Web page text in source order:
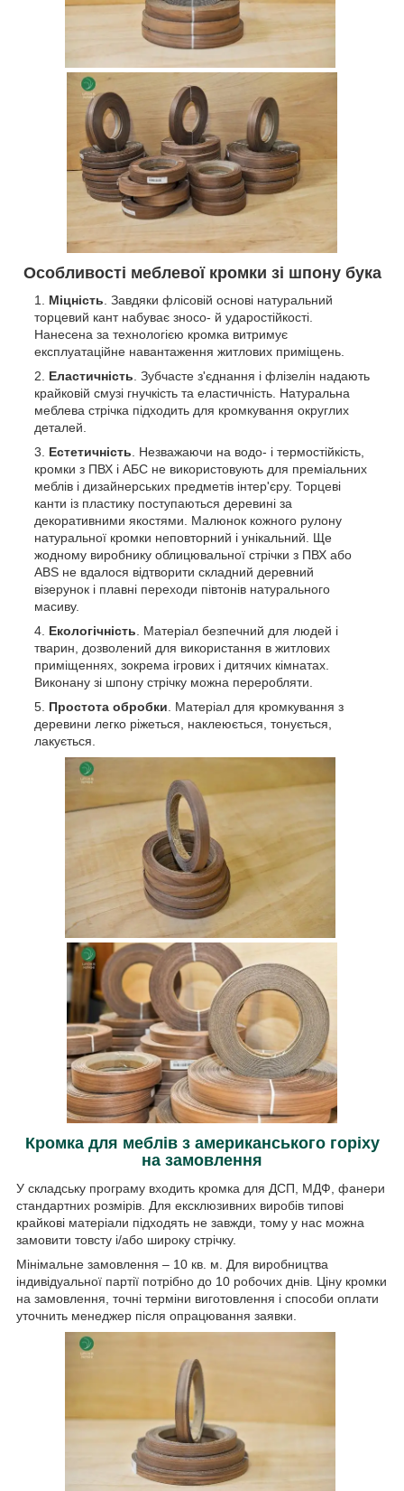
Особливості меблевої кромки зі шпону бука
Міцність. Завдяки флісовій основі натуральний
торцевий кант набуває зносо- й ударостійкості.
Нанесена за технологією кромка витримує
експлуатаційне навантаження житлових приміщень.
Еластичність. Зубчасте з'єднання і флізелін надають
крайковій смузі гнучкість та еластичність. Натуральна
меблева стрічка підходить для кромкування округлих
деталей.
Естетичність. Незважаючи на водо- і термостійкість,
кромки з ПВХ і АБС не використовують для преміальних
меблів і дизайнерських предметів інтер'єру. Торцеві
канти із пластику поступаються деревині за
декоративними якостями. Малюнок кожного рулону
натуральної кромки неповторний і унікальний. Ще
жодному виробнику облицювальної стрічки з ПВХ або
ABS не вдалося відтворити складний деревний
візерунок і плавні переходи півтонів натурального
масиву.
Екологічність. Матеріал безпечний для людей і
тварин, дозволений для використання в житлових
приміщеннях, зокрема ігрових і дитячих кімнатах.
Виконану зі шпону стрічку можна переробляти.
Простота обробки. Матеріал для кромкування з
деревини легко ріжеться, наклеюється, тонується,
лакується.
Кромка для меблів з американського горіху
на замовлення
У складську програму входить кромка для ДСП, МДФ, фанери
стандартних розмірів. Для ексклюзивних виробів типові
крайкові матеріали підходять не завжди, тому у нас можна
замовити товсту і/або широку стрічку.
Мінімальне замовлення – 10 кв. м. Для виробництва
індивідуальної партії потрібно до 10 робочих днів. Ціну кромки
на замовлення, точні терміни виготовлення і способи оплати
уточнить менеджер після опрацювання заявки.